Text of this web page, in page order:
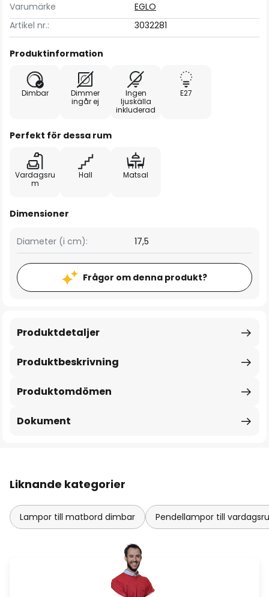
Varumärke
EGLO
Artikel nr.:
3032281
Produktinformation
Dimbar
Dimmer
ingår ej
Ingen
ljuskälla
inkluderad
E27
Perfekt för dessa rum
Vardagsru
m
Hall Matsal
Dimensioner
Diameter (i cm): 17,5
Frågor om denna produkt?
Produktbeskrivning
Produktdetaljer
Produktomdömen
Dokument
Liknande kategorier
Lampor till matbord dimbar Pendellampor till